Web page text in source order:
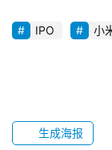
百
技
IPO 小
生成海报